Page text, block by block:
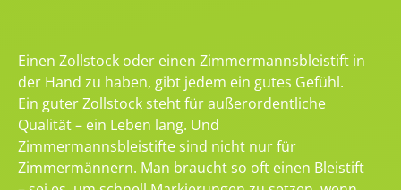
Einen Zollstock oder einen Zimmermannsbleistift in
der Hand zu haben, gibt jedem ein gutes Gefühl.
Ein guter Zollstock steht für außerordentliche
Qualität – ein Leben lang. Und
Zimmermannsbleistifte sind nicht nur für
Zimmermännern. Man braucht so oft einen Bleistift